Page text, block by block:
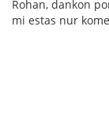
Rohan, dankon
mi estas nur